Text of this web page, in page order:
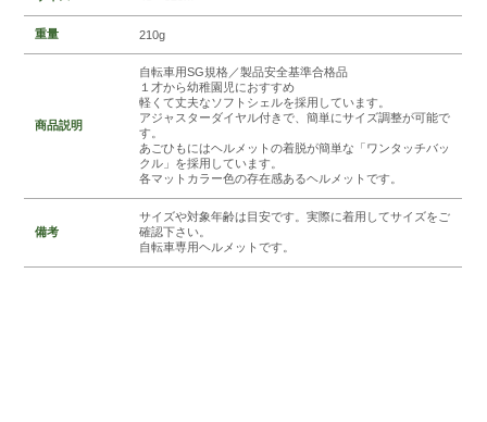
重量 210g
商品説明
自転車用SG規格／製品安全基準合格品
１才から幼稚園児におすすめ
軽くて丈夫なソフトシェルを採用しています。
アジャスターダイヤル付きで、簡単にサイズ調整が可能で
す。
あごひもにはヘルメットの着脱が簡単な「ワンタッチバッ
クル」を採用しています。
各マットカラー色の存在感あるヘルメットです。
備考
サイズや対象年齢は目安です。実際に着用してサイズをご
確認下さい。
自転車専用ヘルメットです。